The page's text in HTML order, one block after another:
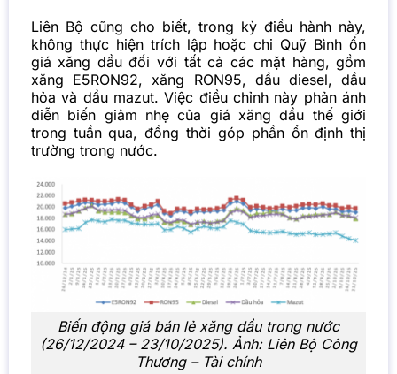
Liên Bộ cũng cho biết, trong kỳ điều hành này,
không thực hiện trích lập hoặc chi Quỹ Bình ổn
giá xăng dầu đối với tất cả các mặt hàng, gồm
xăng E5RON92, xăng RON95, dầu diesel, dầu
hỏa và dầu mazut. Việc điều chỉnh này phản ánh
diễn biến giảm nhẹ của giá xăng dầu thế giới
trong tuần qua, đồng thời góp phần ổn định thị
trường trong nước.
Biến động giá bán lẻ xăng dầu trong nước
(26/12/2024 – 23/10/2025). Ảnh: Liên Bộ Công
Thương – Tài chính